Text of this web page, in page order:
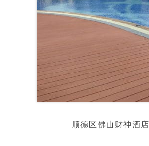
顺德区佛山财神酒店